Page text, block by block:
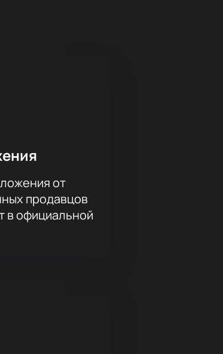
погружение в
проводя
хореографов,
стать частью этого
которое
от
продавцов
в официальной